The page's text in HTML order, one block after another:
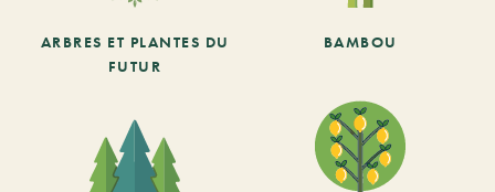
ARBRES ET PLANTES DU
FUTUR
BAMBOU